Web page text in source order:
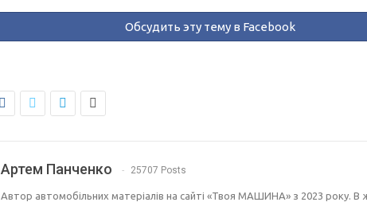
Обсудить эту тему в Facebook
Артем Панченко 25707 Posts
Автор автомобільних матеріалів на сайті «Твоя МАШИНА» з 2023 року. В